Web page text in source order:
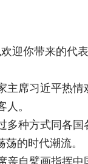
迎你带来的代
席习近平热
。
种方式同各
的时代潮流。
自擘画指挥中